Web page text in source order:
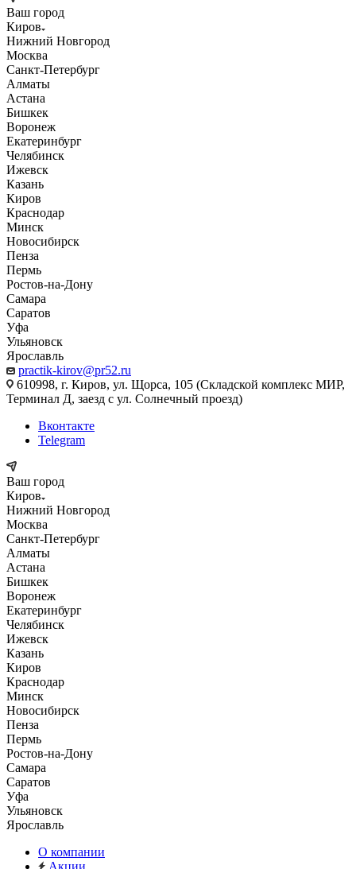
Ваш город
Киров
Нижний Новгород
Москва
Санкт-Петербург
Алматы
Астана
Бишкек
Воронеж
Екатеринбург
Челябинск
Ижевск
Казань
Киров
Краснодар
Минск
Новосибирск
Пенза
Пермь
Ростов-на-Дону
Самара
Саратов
Уфа
Ульяновск
Ярославль
practik-kirov@pr52.ru
610998, г. Киров, ул. Щорса, 105 (Складской комплекс МИР,
Терминал Д, заезд с ул. Солнечный проезд)
Вконтакте
Telegram
Ваш город
Киров
Нижний Новгород
Москва
Санкт-Петербург
Алматы
Астана
Бишкек
Воронеж
Екатеринбург
Челябинск
Ижевск
Казань
Киров
Краснодар
Минск
Новосибирск
Пенза
Пермь
Ростов-на-Дону
Самара
Саратов
Уфа
Ульяновск
Ярославль
О компании
Акции